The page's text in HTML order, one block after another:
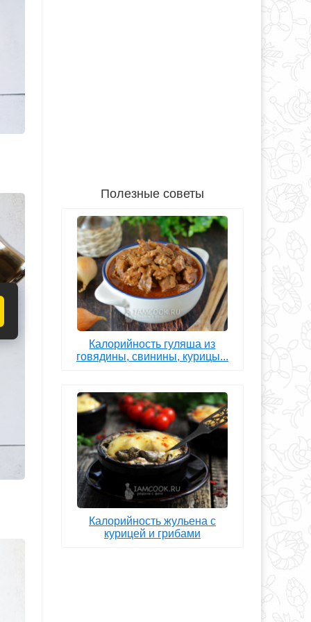
Полезные советы
Калорийность гуляша из
говядины, свинины, курицы...
Калорийность жульена с
курицей и грибами